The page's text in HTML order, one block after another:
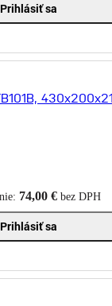
Prihlásiť sa
74,00 € bez DPH
Prihlásiť sa